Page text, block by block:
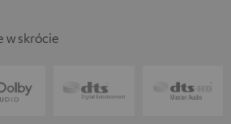
w skrócie